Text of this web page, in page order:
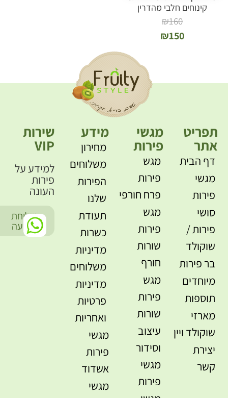
קינוחים חלבי מהדרין
₪160
₪150
תפריט
אתר
דף הבית
מגשי
פירות
סושי
פירות /
שוקולד
בר פירות
מיוחדים
תוספות
מארזי
שוקולד ויין
יצירת
קשר
מגשי
פירות
מגש
פירות
פרח חורפי
מגש
פירות
שורות
חורף
מגש
פירות
שורות
עיצוב
וסידור
מגשי
פירות
מידע
מחירון
משלוחים
הפירות
שלנו
תעודת
כשרות
מדיניות
משלוחים
מדיניות
פרטיות
ואחריות
מגשי
פירות
אשדוד
מגשי
שירות
VIP
למידע על
פירות
העונה
שליחת
הודעה